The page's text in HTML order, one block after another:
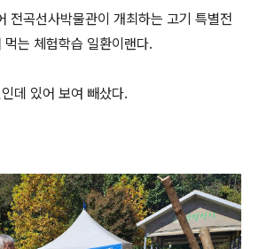
전곡선사박물관이 개최하는 고기 특별전
는 체험학습 일환이랜다.
데 있어 보여 빼샀다.